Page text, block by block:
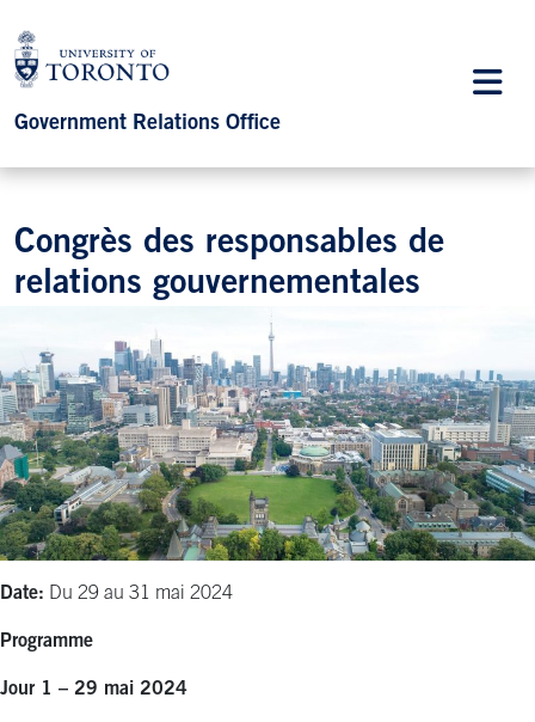
Government Relations Office
Congrès des responsables de
relations gouvernementales
Date: Du 29 au 31 mai 2024
Programme
Jour 1 – 29 mai 2024